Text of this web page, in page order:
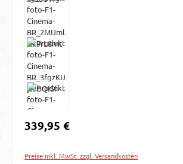
Regulärer Preis:
339,95 €
Preise inkl. MwSt. zzgl. Versandkosten